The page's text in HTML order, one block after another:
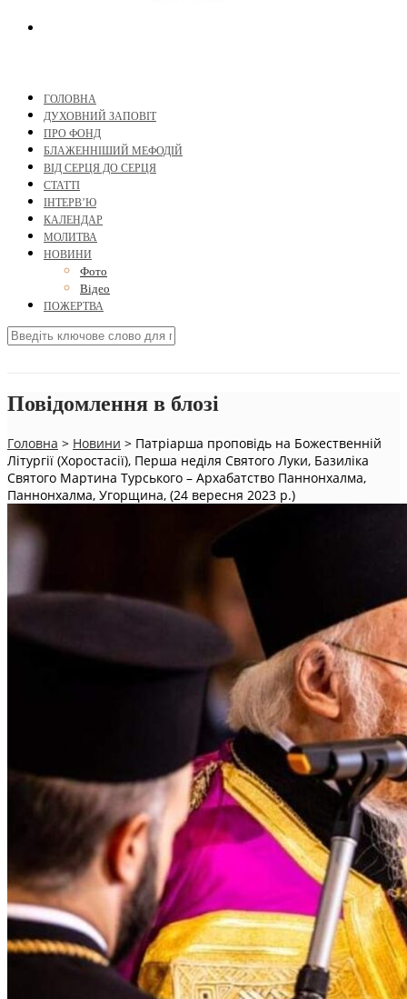
ГОЛОВНА
ДУХОВНИЙ ЗАПОВІТ
ПРО ФОНД
БЛАЖЕННІШИЙ МЕФОДІЙ
ВІД СЕРЦЯ ДО СЕРЦЯ
СТАТТІ
ІНТЕРВ’Ю
КАЛЕНДАР
МОЛИТВА
НОВИНИ
Фото
Відео
ПОЖЕРТВА
Повідомлення в блозі
Головна > Новини > Патріарша проповідь на Божественній
Літургії (Хоростасії), Перша неділя Святого Луки, Базиліка
Святого Мартина Турського – Архабатство Паннонхалма,
Паннонхалма, Угорщина, (24 вересня 2023 р.)